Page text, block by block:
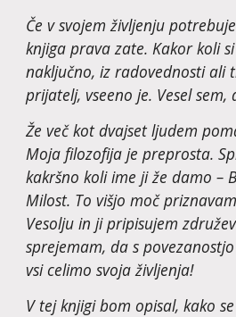
Če v svojem življenju
knjiga prava zate. Kakor koli
naključno, iz radovednosti ali
prijatelj, vseeno je. Vesel
Že več kot dvajset ljudem
Moja filozofija je preprosta.
kakršno koli ime ji že damo –
Milost. To višjo moč
Vesolju in ji pripisujem
sprejemam, da s
vsi celimo svoja življenja!
V tej knjigi bom opisal, kako